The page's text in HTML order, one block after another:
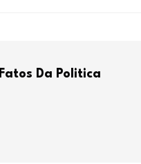
Fatos Da Politica